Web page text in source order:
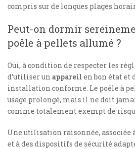
compris sur de longues plages
Peut-on dormir
poêle à pellets allumé ?
Oui, à condition de respecter les
d’utiliser un appareil en bon état et
installation conforme. Le poêle à
usage prolongé, mais il ne doit
comme totalement exempt de
Une utilisation raisonnée,
et à des dispositifs de sécurité